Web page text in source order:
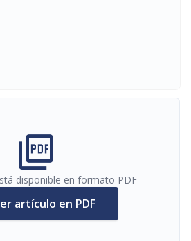
picture_as_pdf
disponible en formato PDF
artículo en PDF